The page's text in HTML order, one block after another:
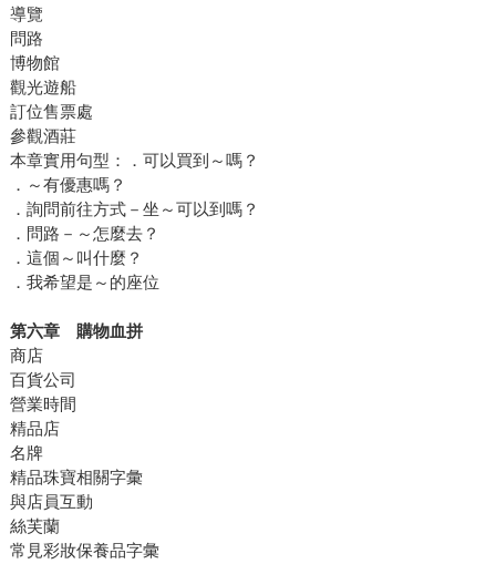
導覽
問路
博物館
觀光遊船
訂位售票處
參觀酒莊
本章實用句型：．可以買到～嗎？
．～有優惠嗎？
．詢問前往方式－坐～可以到嗎？
．問路－～怎麼去？
．這個～叫什麼？
．我希望是～的座位
第六章 購物血拼
商店
百貨公司
營業時間
精品店
名牌
精品珠寶相關字彙
與店員互動
絲芙蘭
常見彩妝保養品字彙